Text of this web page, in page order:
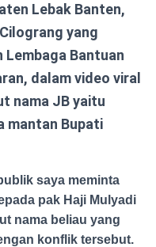
Lebak Banten,
yang
Bantuan
dalam video viral
nama JB yaitu
mantan Bupati
saya meminta
pak Haji Mulyadi
nama beliau yang
konflik tersebut.